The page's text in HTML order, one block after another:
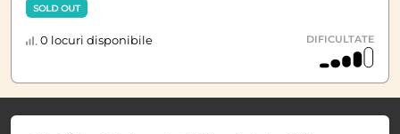
SOLD OUT
0 locuri disponibile DIFICULTATE